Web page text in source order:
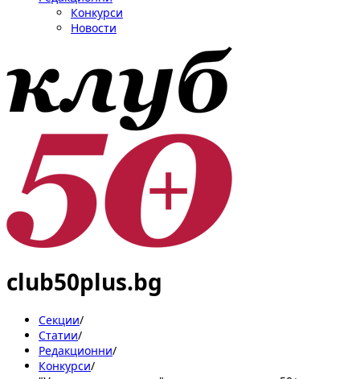
Конкурси
Новости
club50plus.bg
Секции/
Статии/
Редакционни/
Конкурси/